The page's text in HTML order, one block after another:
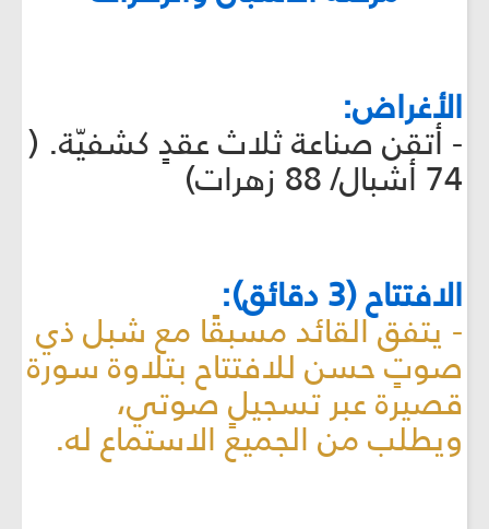
الأغراض:
- أتقن صناعة ثلاث عقدٍ كشفيّة. (
74 أشبال/ 88 زهرات)
الافتتاح (3 دقائق):
- يتفق القائد مسبقًا مع شبل ذي
صوتٍ حسن للافتتاح بتلاوة سورة
قصيرة عبر تسجيلٍ صوتي،
ويطلب من الجميع الاستماع له.